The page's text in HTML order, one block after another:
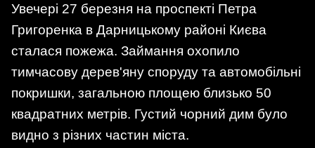
Увечері 27 березня на проспекті Петра
Григоренка в Дарницькому районі Києва
сталася пожежа. Займання охопило
тимчасову дерев'яну споруду та автомобільні
покришки, загальною площею близько 50
квадратних метрів. Густий чорний дим було
видно з різних частин міста.